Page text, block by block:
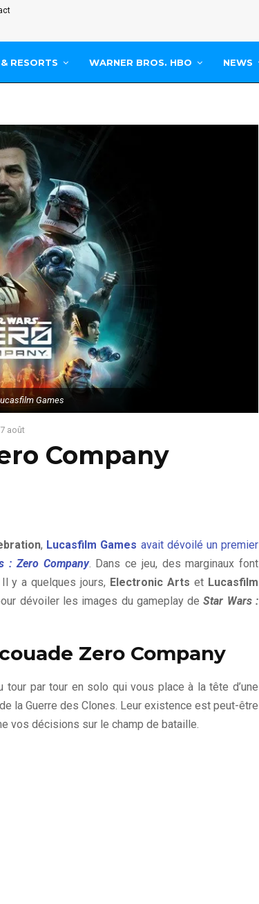
RESORTS WARNER BROS. HBO NEWS
Games
août
Company
, Lucasfilm Games avait dévoilé un premier
: Zero Company. Dans ce jeu, des marginaux font
y a quelques jours, Electronic Arts et Lucasfilm
dévoiler les images du gameplay deStar Wars :
Zero Company
par tour en solo qui vous place à la tête d’une
la Guerre des Clones. Leur existence est peut-être
vos décisions sur le champ de bataille.